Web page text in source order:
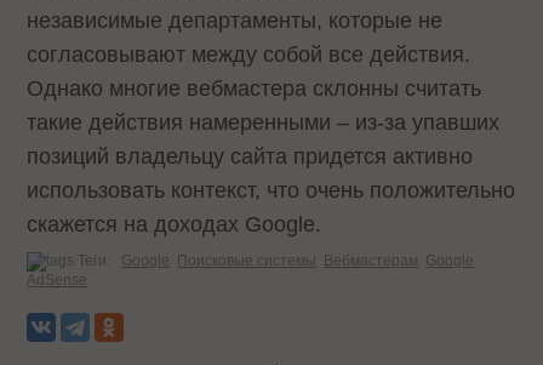
независимые департаменты, которые не
согласовывают между собой все действия.
Однако многие вебмастера склонны считать
такие действия намеренными – из-за упавших
позиций владельцу сайта придется активно
использовать контекст, что очень положительно
скажется на доходах Google.
Теги: Google Поисковые системы Вебмастерам Google
AdSense